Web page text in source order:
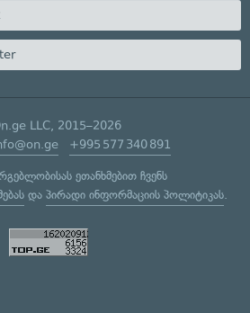
LLC, 2015–2026
+995 577 340 891
ეთანხმებით ჩვენს
და პირადი ინფორმაციის პოლიტიკას.